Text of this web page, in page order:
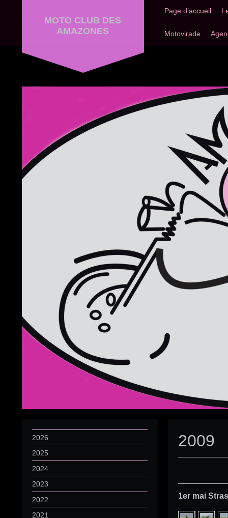
Page d’accueil
Motovirade
MOTO CLUB DES
AMAZONES
2009
1er mai
2026
2025
2024
2023
2022
2021